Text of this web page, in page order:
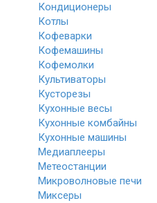
Кондиционеры
Котлы
Кофеварки
Кофемашины
Кофемолки
Культиваторы
Кусторезы
Кухонные весы
Кухонные комбайны
Кухонные машины
Медиаплееры
Метеостанции
Микроволновые печи
Миксеры